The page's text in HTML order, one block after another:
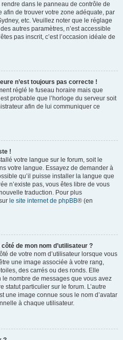
dans le panneau de contrôle de
afin de trouver votre zone adéquate, par
etc. Veuillez noter que le réglage
autres paramètres, n’est accessible
pas inscrit, c’est l’occasion idéale de
n’est toujours pas correcte !
réglé le fuseau horaire mais que
probable que l’horloge du serveur soit
afin de lui communiquer ce
!
votre langue sur le forum, soit le
votre langue. Essayez de demander à
qu’il puisse installer la langue que
n’existe pas, vous êtes libre de vous
traduction. Pour plus
le site internet de phpBB® (en
de mon nom d’utilisateur ?
de votre nom d’utilisateur lorsque vous
une image associée à votre rang,
des carrés ou des ronds. Elle
le nombre de messages que vous avez
statut particulier sur le forum. L’autre
une image connue sous le nom d’avatar
à chaque utilisateur.